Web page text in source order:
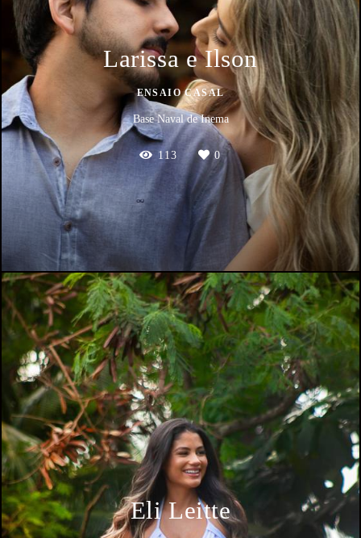
Larissa e Ilson
ENSAIO CASAL
Base Naval de Inema
113 0
Eli Leitte